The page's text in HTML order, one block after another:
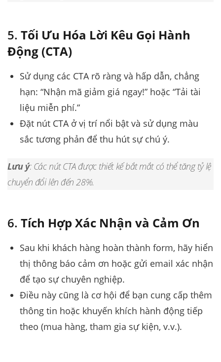
5. Tối Ưu Hóa Lời Kêu Gọi Hành
Động (CTA)
Sử dụng các CTA rõ ràng và hấp dẫn, chẳng
hạn: “Nhận mã giảm giá ngay!” hoặc “Tải tài
liệu miễn phí.”
Đặt nút CTA ở vị trí nổi bật và sử dụng màu
sắc tương phản để thu hút sự chú ý.
Lưu ý: Các nút CTA được thiết kế bắt mắt có thể tăng tỷ lệ
chuyển đổi lên đến 28%.
6. Tích Hợp Xác Nhận và Cảm Ơn
Sau khi khách hàng hoàn thành form, hãy hiển
thị thông báo cảm ơn hoặc gửi email xác nhận
để tạo sự chuyên nghiệp.
Điều này cũng là cơ hội để bạn cung cấp thêm
thông tin hoặc khuyến khích hành động tiếp
theo (mua hàng, tham gia sự kiện, v.v.).